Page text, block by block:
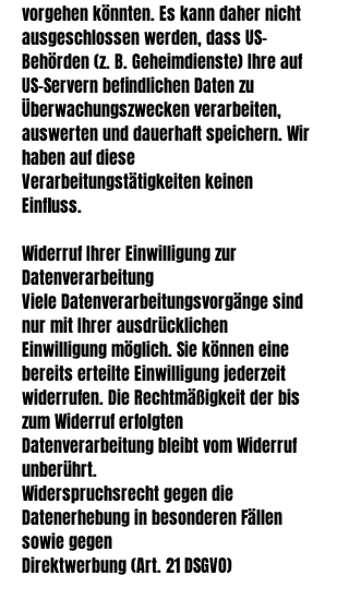
vorgehen könnten. Es kann daher nicht
ausgeschlossen werden, dass US-
Behörden (z. B. Geheimdienste) Ihre auf
US-Servern befindlichen Daten zu
Überwachungszwecken verarbeiten,
auswerten und dauerhaft speichern. Wir
haben auf diese
Verarbeitungstätigkeiten keinen
Einfluss.
Widerruf Ihrer Einwilligung zur
Datenverarbeitung
Viele Datenverarbeitungsvorgänge sind
nur mit Ihrer ausdrücklichen
Einwilligung möglich. Sie können eine
bereits erteilte Einwilligung jederzeit
widerrufen. Die Rechtmäßigkeit der bis
zum Widerruf erfolgten
Datenverarbeitung bleibt vom Widerruf
unberührt.
Widerspruchsrecht gegen die
Datenerhebung in besonderen Fällen
sowie gegen
Direktwerbung (Art. 21 DSGVO)